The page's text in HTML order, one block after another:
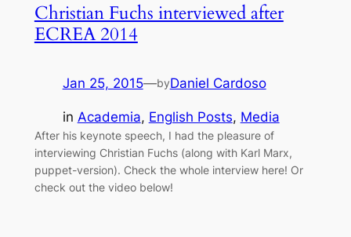
Christian Fuchs interviewed after
ECREA 2014
Jan 25, 2015—byDaniel Cardoso
in Academia, English Posts, Media
After his keynote speech, I had the pleasure of
interviewing Christian Fuchs (along with Karl Marx,
puppet-version). Check the whole interview here! Or
check out the video below!